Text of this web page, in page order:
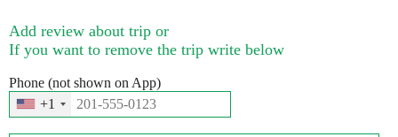
Add review about trip or
If you want to remove the trip write below
Phone (not shown on App)
+1